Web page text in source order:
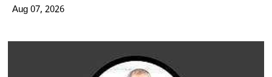
Aug 07, 2026